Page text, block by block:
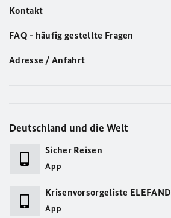
Kontakt
FAQ - häufig gestellte Fragen
Adresse / Anfahrt
Deutschland und die Welt
Sicher Reisen
App
Krisenvorsorgeliste ELEFAND
App